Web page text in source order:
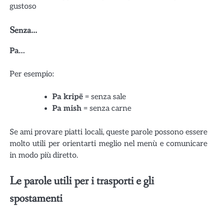
gustoso
Senza…
Pa…
Per esempio:
Pa kripë = senza sale
Pa mish = senza carne
Se ami provare piatti locali, queste parole possono essere
molto utili per orientarti meglio nel menù e comunicare
in modo più diretto.
Le parole utili per i trasporti e gli
spostamenti